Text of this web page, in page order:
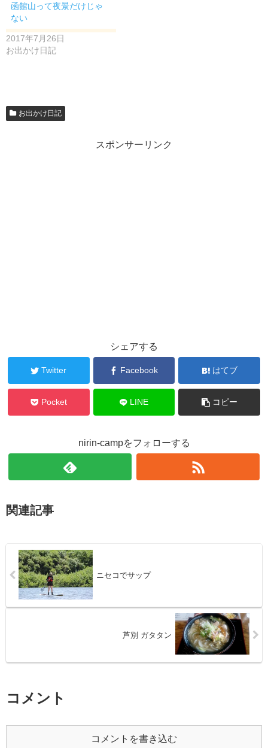
函館山って夜景だけじゃ
ない
2017年7月26日
お出かけ日記
お出かけ日記
スポンサーリンク
シェアする
Twitter Facebook はてブ
Pocket LINE コピー
nirin-campをフォローする
関連記事
ニセコでサップ
芦別 ガタタン
コメント
コメントを書き込む